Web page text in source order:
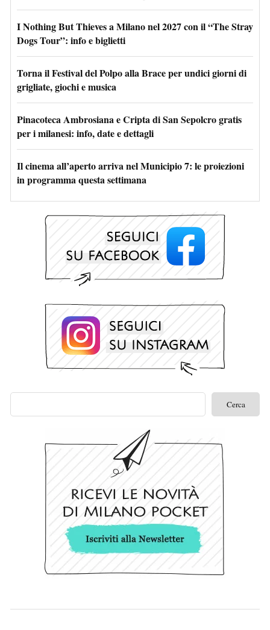
I Nothing But Thieves a Milano nel 2027 con il “The Stray
Dogs Tour”: info e biglietti
Torna il Festival del Polpo alla Brace per undici giorni di
grigliate, giochi e musica
Pinacoteca Ambrosiana e Cripta di San Sepolcro gratis
per i milanesi: info, date e dettagli
Il cinema all’aperto arriva nel Municipio 7: le proiezioni
in programma questa settimana